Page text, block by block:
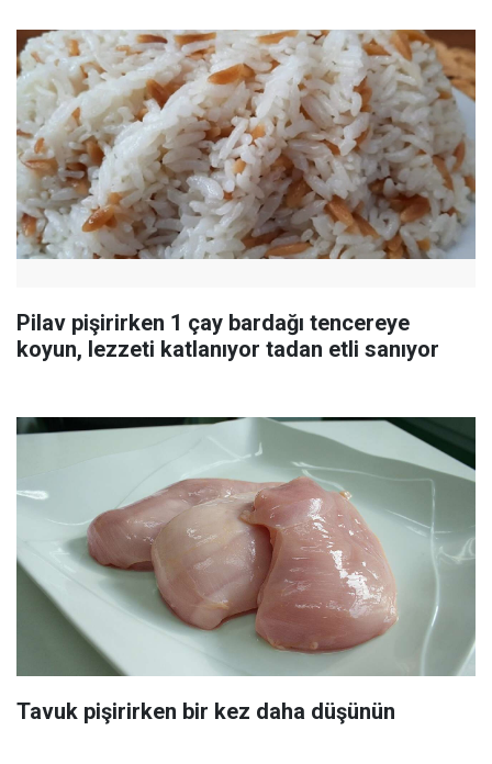
Pilav pişirirken 1 çay bardağı tencereye
koyun, lezzeti katlanıyor tadan etli sanıyor
Tavuk pişirirken bir kez daha düşünün